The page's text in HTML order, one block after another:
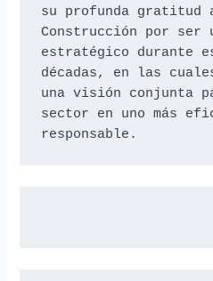
su profunda gratitud
Construcción por ser
estratégico durante
décadas, en las
una visión conjunta
sector en uno más
responsable.